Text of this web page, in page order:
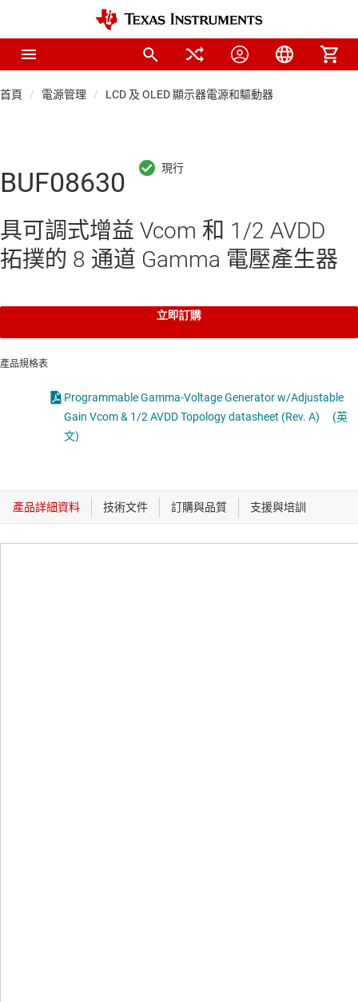
首頁 電源管理 LCD 及 OLED 顯示器電源和驅動器
BUF08630
具可調式增益 Vcom 和 1/2 AVDD
拓撲的 8 通道 Gamma 電壓產生器
立即訂購
產品規格表
Programmable Gamma-Voltage Generator w/Adjustable
Gain Vcom & 1/2 AVDD Topology datasheet (Rev. A)
(英
文)